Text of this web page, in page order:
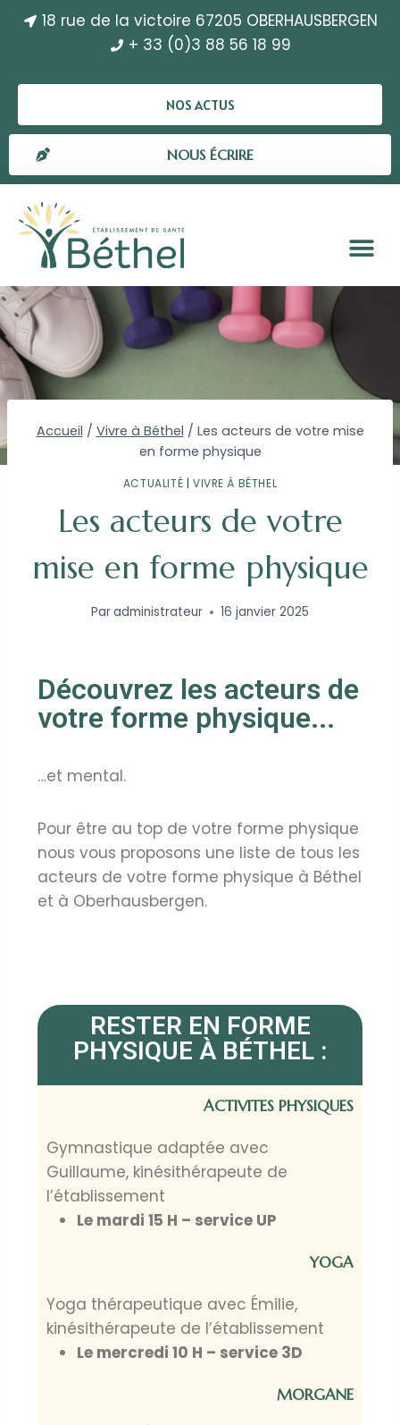
18 rue de la victoire 67205 OBERHAUSBERGEN
+ 33 (0)3 88 56 18 99
NOS ACTUS
NOUS ÉCRIRE
Accueil / Vivre à Béthel / Les acteurs de votre mise
en forme physique
ACTUALITÉ | VIVRE À BÉTHEL
Les acteurs de votre
mise en forme physique
Paradministrateur 16 janvier 2025
Découvrez les acteurs de
votre forme physique...
…et mental.
Pour être au top de votre forme physique
nous vous proposons une liste de tous les
acteurs de votre forme physique à Béthel
et à Oberhausbergen.
RESTER EN FORME
PHYSIQUE À BÉTHEL :
ACTIVITES PHYSIQUES
Gymnastique adaptée avec
Guillaume, kinésithérapeute de
l’établissement
Le mardi 15 H – service UP
YOGA
Yoga thérapeutique avec Émilie,
kinésithérapeute de l’établissement
Le mercredi 10 H – service 3D
MORGANE